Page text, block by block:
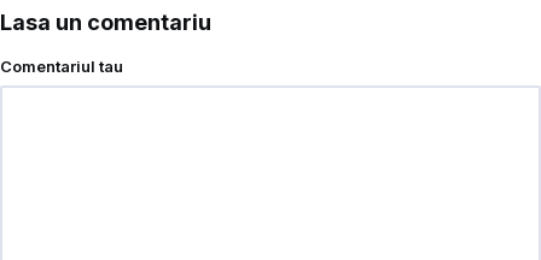
Lasa un comentariu
Comentariul tau